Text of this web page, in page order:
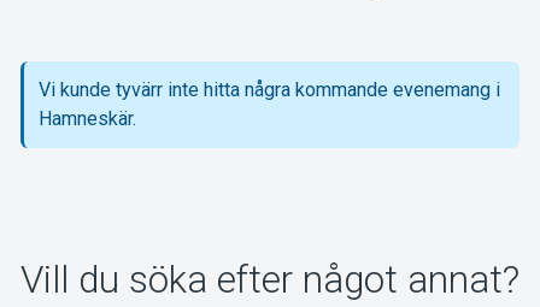
Om Tickster
Vi kunde tyvärr inte hitta några kommande evenemang i
Hamneskär.
Vill du söka efter något annat?